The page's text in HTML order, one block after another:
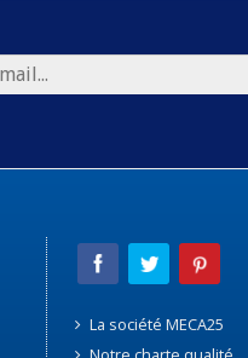
La société MECA25